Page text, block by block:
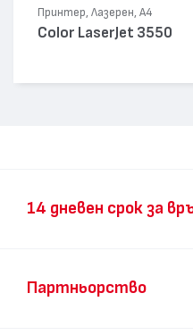
Принтер, Лазерен, А4
Color LaserJet 3550
14 дневен срок за
Партньорство